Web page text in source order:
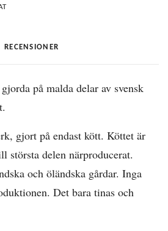
RECENSIONER
på malda delar av svensk
gjort på endast kött. Köttet är
största delen närproducerat.
och öländska gårdar. Inga
Det bara tinas och